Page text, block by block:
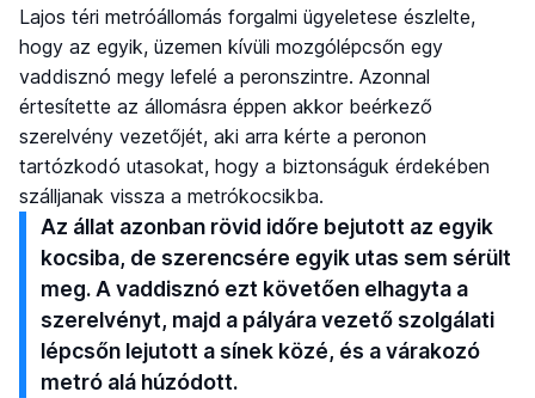
Lajos téri metróállomás forgalmi ügyeletese észlelte,
hogy az egyik, üzemen kívüli mozgólépcsőn egy
vaddisznó megy lefelé a peronszintre. Azonnal
értesítette az állomásra éppen akkor beérkező
szerelvény vezetőjét, aki arra kérte a peronon
tartózkodó utasokat, hogy a biztonságuk érdekében
szálljanak vissza a metrókocsikba.
Az állat azonban rövid időre bejutott az egyik
kocsiba, de szerencsére egyik utas sem sérült
meg. A vaddisznó ezt követően elhagyta a
szerelvényt, majd a pályára vezető szolgálati
lépcsőn lejutott a sínek közé, és a várakozó
metró alá húzódott.